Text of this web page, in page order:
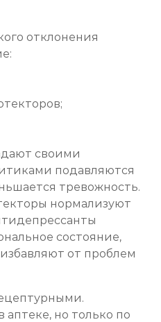
отклонения
своими
подавляются
тревожность.
нормализуют
состояние,
от проблем
но только по